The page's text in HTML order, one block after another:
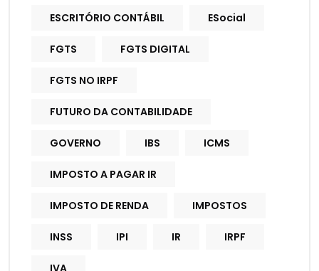
ESCRITÓRIO CONTÁBIL ESocial
FGTS FGTS DIGITAL
FGTS NO IRPF
FUTURO DA CONTABILIDADE
GOVERNO IBS ICMS
IMPOSTO A PAGAR IR
IMPOSTO DE RENDA IMPOSTOS
INSS IPI IR IRPF